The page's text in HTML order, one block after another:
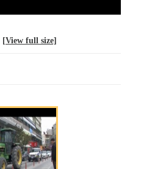
[View full size]